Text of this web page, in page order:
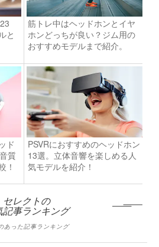
と
筋トレ中はヘッドホンとイヤ
ホンどっちが良い？ジム用の
おすすめモデルまで紹介。
ド
質
！
PSVRにおすすめのヘッドホン
13選。立体音響を楽しめる人
気モデルを紹介！
セレクトの
記事ランキング
あった記事ランキング